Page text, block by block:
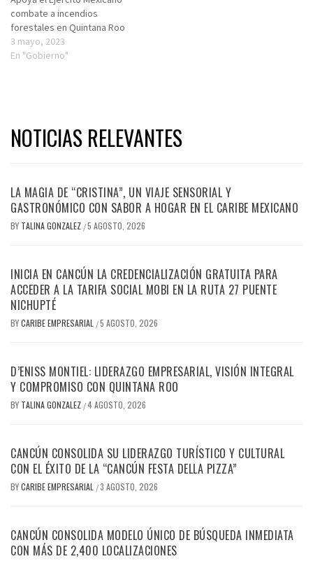
combate a incendios
forestales en Quintana Roo
3 mayo, 2023
En "Gobierno"
NOTICIAS RELEVANTES
LA MAGIA DE “CRISTINA”, UN VIAJE SENSORIAL Y
GASTRONÓMICO CON SABOR A HOGAR EN EL CARIBE MEXICANO
BY TALINA GONZALEZ /5 AGOSTO, 2026
INICIA EN CANCÚN LA CREDENCIALIZACIÓN GRATUITA PARA
ACCEDER A LA TARIFA SOCIAL MOBI EN LA RUTA 27 PUENTE
NICHUPTÉ
BYCARIBE EMPRESARIAL /5 AGOSTO, 2026
D’ENISS MONTIEL: LIDERAZGO EMPRESARIAL, VISIÓN INTEGRAL
Y COMPROMISO CON QUINTANA ROO
BY TALINA GONZALEZ /4 AGOSTO, 2026
CANCÚN CONSOLIDA SU LIDERAZGO TURÍSTICO Y CULTURAL
CON EL ÉXITO DE LA “CANCÚN FESTA DELLA PIZZA”
BYCARIBE EMPRESARIAL /3 AGOSTO, 2026
CANCÚN CONSOLIDA MODELO ÚNICO DE BÚSQUEDA INMEDIATA
CON MÁS DE 2,400 LOCALIZACIONES